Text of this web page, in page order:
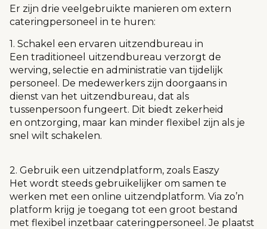
Er zijn drie veelgebruikte manieren om extern
cateringpersoneel in te huren:
1. Schakel een ervaren uitzendbureau in
Een traditioneel uitzendbureau verzorgt de
werving, selectie en administratie van tijdelijk
personeel. De medewerkers zijn doorgaans in
dienst van het uitzendbureau, dat als
tussenpersoon fungeert. Dit biedt zekerheid
en ontzorging, maar kan minder flexibel zijn als je
snel wilt schakelen.
2. Gebruik een uitzendplatform, zoals Easzy
Het wordt steeds gebruikelijker om samen te
werken met een online uitzendplatform. Via zo’n
platform krijg je toegang tot een groot bestand
met flexibel inzetbaar cateringpersoneel. Je plaatst